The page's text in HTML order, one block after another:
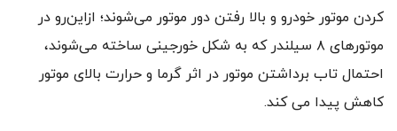
کردن موتور خودرو و بالا رفتن دور موتور می‌شوند؛ ازاین‌رو در
موتورهای ۸ سیلندر که به شکل خورجینی ساخته می‌شوند،
احتمال تاب برداشتن موتور در اثر گرما و حرارت بالای موتور
کاهش پیدا می کند.